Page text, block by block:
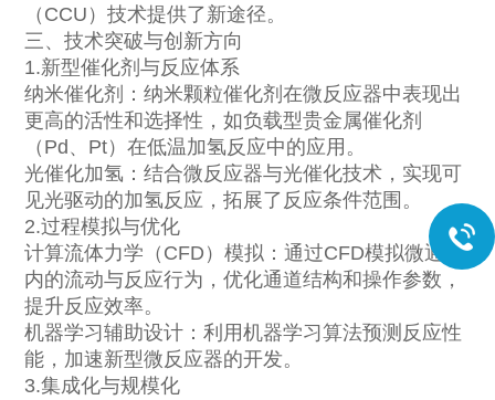
（CCU）技术提供了新途径。
三、技术突破与创新方向
1.新型催化剂与反应体系
纳米催化剂：纳米颗粒催化剂在微反应器中表现出
更高的活性和选择性，如负载型贵金属催化剂
（Pd、Pt）在低温加氢反应中的应用。
光催化加氢：结合微反应器与光催化技术，实现可
见光驱动的加氢反应，拓展了反应条件范围。
2.过程模拟与优化
计算流体力学（CFD）模拟：通过CFD模拟微通道
内的流动与反应行为，优化通道结构和操作参数，
提升反应效率。
机器学习辅助设计：利用机器学习算法预测反应性
能，加速新型微反应器的开发。
3.集成化与规模化